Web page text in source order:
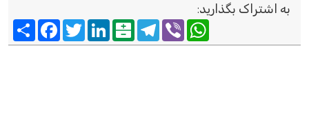
به اشتراک بگذارید:
FacebookTwitter
LinkedInBalatarin
TelegramViber
WhatsApp